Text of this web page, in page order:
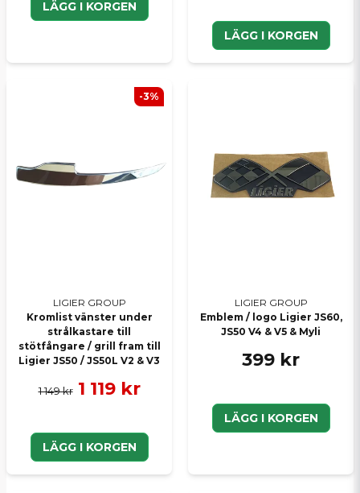
LÄGG I KORGEN
LÄGG I KORGEN
LIGIER GROUP
Kromlist vänster under
strålkastare till
stötfångare / grill fram till
Ligier JS50 / JS50L V2 & V3
1 149 kr 1 119 kr
LÄGG I KORGEN
-3%
LIGIER GROUP
Emblem / logo Ligier JS60,
JS50 V4 & V5 & Myli
399 kr
LÄGG I KORGEN